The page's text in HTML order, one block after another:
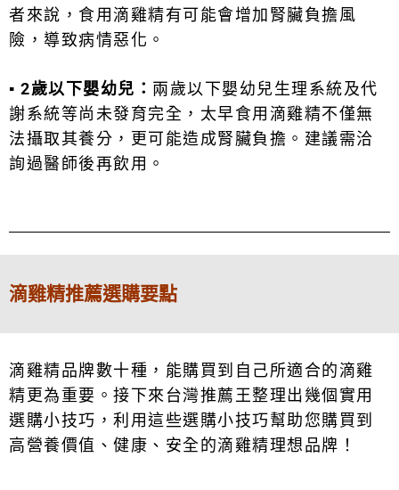
者來說，食用滴雞精有可能會增加腎臟負擔風
險，導致病情惡化。
▪ 2歲以下嬰幼兒： 兩歲以下嬰幼兒生理系統及代
謝系統等尚未發育完全，太早食用滴雞精不僅無
法攝取其養分，更可能造成腎臟負擔。建議需洽
詢過醫師後再飲用。
滴雞精推薦選購要點
滴雞精品牌數十種，能購買到自己所適合的滴雞
精更為重要。接下來台灣推薦王整理出幾個實用
選購小技巧，利用這些選購小技巧幫助您購買到
高營養價值、健康、安全的滴雞精理想品牌！